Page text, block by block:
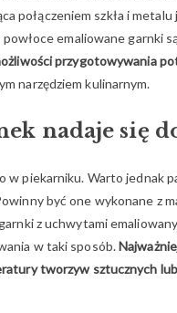
połączeniem szkła i
emaliowane
przygotowywania
narzędziem kulinarnym.
nadaje się
w piekarniku. Warto jednak
być one wykonane z
z uchwytami
w taki sposób.
tworzyw sztucznych